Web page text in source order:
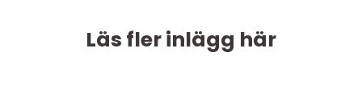
Läs fler inlägg här